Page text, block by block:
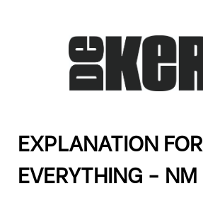
EXPLANATION FOR
EVERYTHING - NM